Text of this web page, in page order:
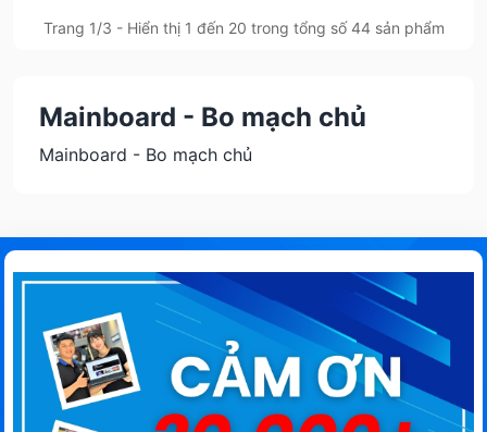
Trang 1/3 - Hiển thị 1 đến 20 trong tổng số 44 sản phẩm
Mainboard - Bo mạch chủ
Mainboard - Bo mạch chủ